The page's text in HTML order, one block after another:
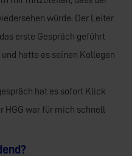
würde. Der Leiter
erste Gespräch geführt
hatte es seinen Kollegen
hat es sofort Klick
war für mich schnell